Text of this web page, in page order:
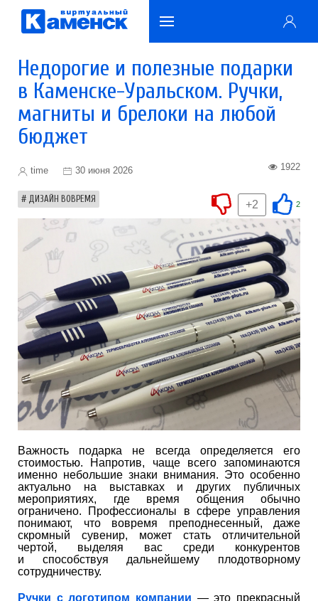
Недорогие и полезные подарки
в Каменске-Уральском. Ручки,
магниты и брелоки на любой
бюджет
time 30 июня 2026 1922
ДИЗАЙН ВОВРЕМЯ 2
+2
Важность подарка не всегда определяется его
стоимостью. Напротив, чаще всего запоминаются
именно небольшие знаки внимания. Это особенно
актуально на выставках и других публичных
мероприятиях, где время общения обычно
ограничено. Профессионалы в сфере управления
понимают, что вовремя преподнесенный, даже
скромный сувенир, может стать отличительной
чертой, выделяя вас среди конкурентов
и способствуя дальнейшему плодотворному
сотрудничеству.
Ручки с логотипом компании — это прекрасный